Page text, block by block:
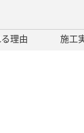
理由 施工